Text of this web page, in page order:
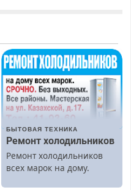
БЫТОВАЯ ТЕХНИКА
Ремонт холодильников
Ремонт холодильников
всех марок на дому.